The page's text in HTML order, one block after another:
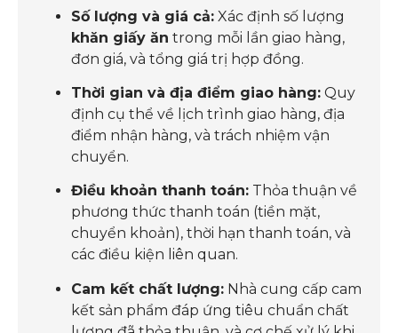
Số lượng và giá cả: Xác định số lượng
khăn giấy ăn trong mỗi lần giao hàng,
đơn giá, và tổng giá trị hợp đồng.
Thời gian và địa điểm giao hàng: Quy
định cụ thể về lịch trình giao hàng, địa
điểm nhận hàng, và trách nhiệm vận
chuyển.
Điều khoản thanh toán: Thỏa thuận về
phương thức thanh toán (tiền mặt,
chuyển khoản), thời hạn thanh toán, và
các điều kiện liên quan.
Cam kết chất lượng: Nhà cung cấp cam
kết sản phẩm đáp ứng tiêu chuẩn chất